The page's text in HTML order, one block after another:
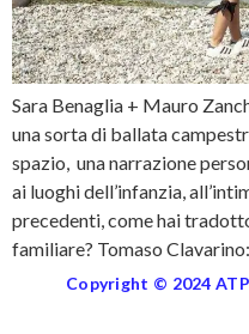
Sara Benaglia + Mauro
una sorta di ballata
spazio, una narrazione
ai luoghi dell’infanzia,
precedenti, come hai
familiare? Tomaso
Copyright © 2024